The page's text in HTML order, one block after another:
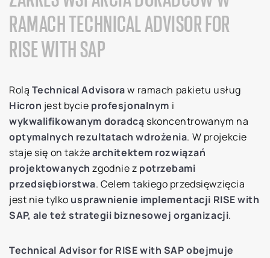
RAMACH TECHNICAL ADVISOR FOR
RISE WITH SAP
Rolą Technical Advisoraw ramach pakietu usług
Hicron jest bycie profesjonalnym i
wykwalifikowanym doradcą skoncentrowanym na
optymalnych rezultatach wdrożenia. W projekcie
staje się on takżearchitektem rozwiązań
projektowanych zgodnie z potrzebami
przedsiębiorstwa. Celem takiego przedsięwzięcia
jest nie tylko usprawnienie implementacji RISE with
SAP, ale też strategii biznesowej organizacji.
Technical Advisor for RISE with SAP obejmuje